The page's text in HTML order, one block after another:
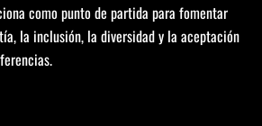
como punto de partida para fomentar
la inclusión, la diversidad y la aceptación